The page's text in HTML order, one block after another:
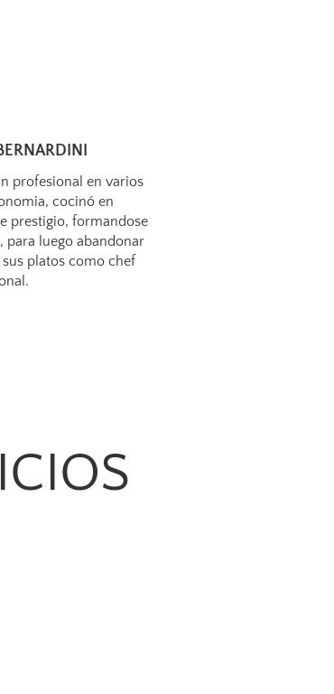
profesional en varios
cocinó en
prestigio, formandose
para luego abandonar
platos como chef